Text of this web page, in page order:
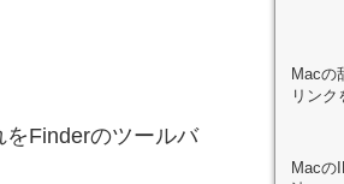
Finderのツールバ
Macの
リン
Macの